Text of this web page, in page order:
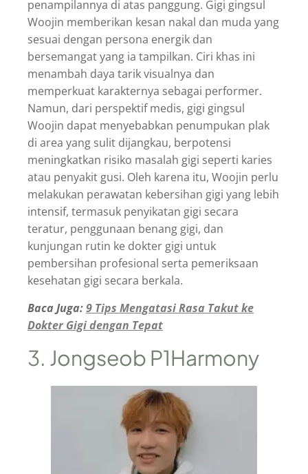
penampilannya di atas panggung. Gigi gingsul
Woojin memberikan kesan nakal dan muda yang
sesuai dengan persona energik dan
bersemangat yang ia tampilkan. Ciri khas ini
menambah daya tarik visualnya dan
memperkuat karakternya sebagai performer.
Namun, dari perspektif medis, gigi gingsul
Woojin dapat menyebabkan penumpukan plak
di area yang sulit dijangkau, berpotensi
meningkatkan risiko masalah gigi seperti karies
atau penyakit gusi. Oleh karena itu, Woojin perlu
melakukan perawatan kebersihan gigi yang lebih
intensif, termasuk penyikatan gigi secara
teratur, penggunaan benang gigi, dan
kunjungan rutin ke dokter gigi untuk
pembersihan profesional serta pemeriksaan
kesehatan gigi secara berkala.
Baca Juga:9 Tips Mengatasi Rasa Takut ke
Dokter Gigi dengan Tepat
3. Jongseob P1Harmony